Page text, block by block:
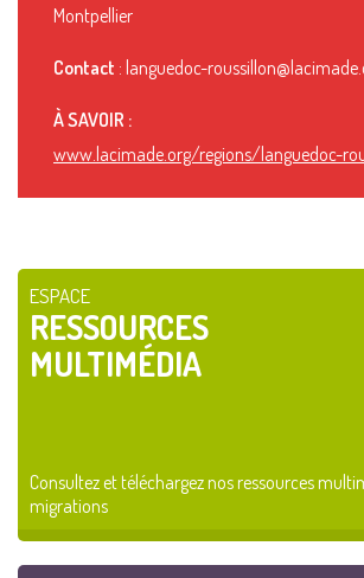
Montpellier
Contact : languedoc-
À SAVOIR :
www.lacimade.org/regions/languedoc-
ESPACE
RESSOURCES
MULTIMÉDIA
Consultez et téléchargez nos ressources
migrations